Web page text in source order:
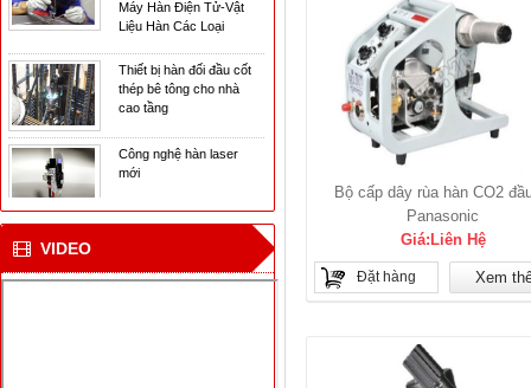
thép bê tông cho nhà
cao tầng
mới
chuyển khí tự nhiên ở
VIDEO
Bộ cấp dây rùa hàn CO2
Panasonic
Giá:Liên Hệ
Đặt hàng Xem